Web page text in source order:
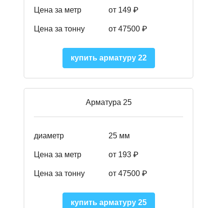
Цена за метр от 149 ₽
Цена за тонну от 47500 ₽
купить арматуру 22
Арматура 25
диаметр 25 мм
Цена за метр от 193 ₽
Цена за тонну от 47500 ₽
купить арматуру 25